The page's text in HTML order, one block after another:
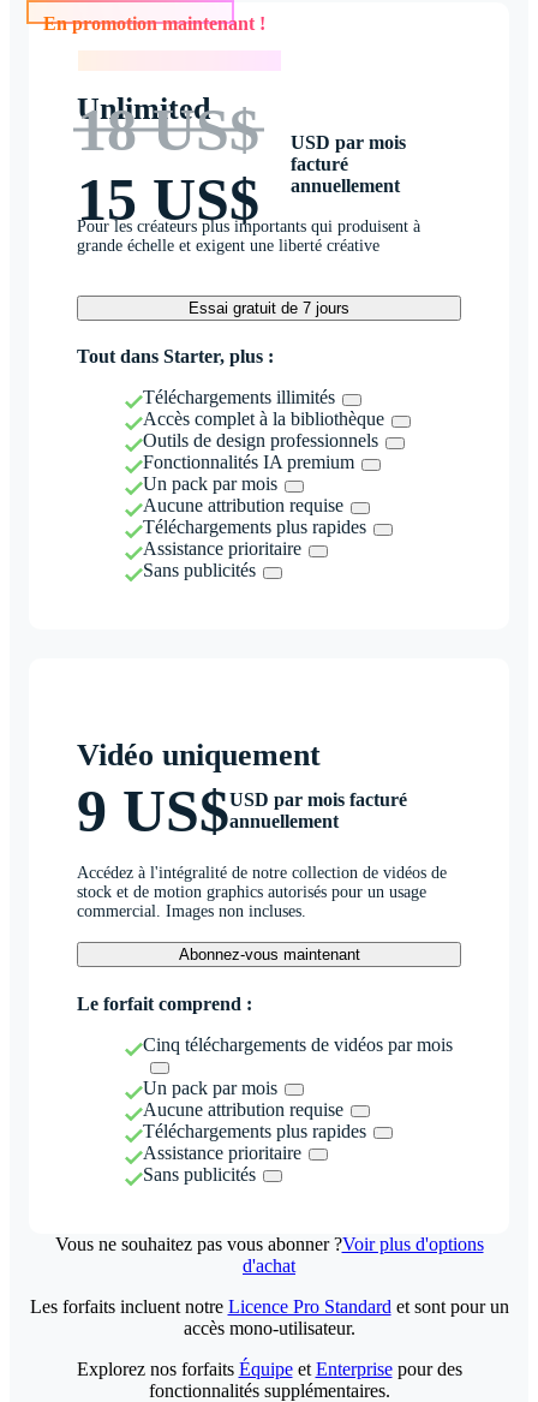
En promotion maintenant !
Unlimited
18 US$
15 US$
USD par mois
facturé
annuellement
Pour les créateurs plus importants qui produisent à
grande échelle et exigent une liberté créative
Essai gratuit de 7 jours
Tout dans Starter, plus :
Téléchargements illimités
Accès complet à la bibliothèque
Outils de design professionnels
Fonctionnalités IA premium
Un pack par mois
Aucune attribution requise
Téléchargements plus rapides
Assistance prioritaire
Sans publicités
Vidéo uniquement
9 US$USD par mois facturé
annuellement
Accédez à l'intégralité de notre collection de vidéos de
stock et de motion graphics autorisés pour un usage
commercial. Images non incluses.
Abonnez-vous maintenant
Le forfait comprend :
Cinq téléchargements de vidéos par mois
Un pack par mois
Aucune attribution requise
Téléchargements plus rapides
Assistance prioritaire
Sans publicités
Vous ne souhaitez pas vous abonner ?Voir plus d'options
d'achat
Les forfaits incluent notre Licence Pro Standard et sont pour un
accès mono-utilisateur.
Explorez nos forfaits Équipeet Enterprisepour des
fonctionnalités supplémentaires.